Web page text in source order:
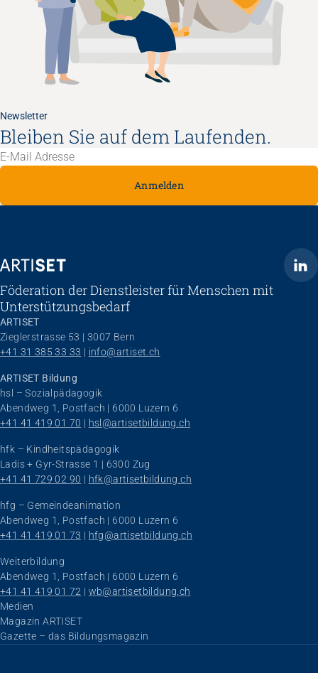
Newsletter
Bleiben Sie auf dem Laufenden.
Anmelden
ARTISET
Föderation der Dienstleister für Menschen mit
Unterstützungsbedarf
ARTISET
Zieglerstrasse 53 | 3007 Bern
+41 31 385 33 33 | info@artiset.ch
ARTISET Bildung
hsl – Sozialpädagogik
Abendweg 1, Postfach | 6000 Luzern 6
+41 41 419 01 70 | hsl@artisetbildung.ch
hfk – Kindheitspädagogik
Ladis + Gyr-Strasse 1 | 6300 Zug
+41 41 729 02 90 | hfk@artisetbildung.ch
hfg – Gemeindeanimation
Abendweg 1, Postfach | 6000 Luzern 6
+41 41 419 01 73 | hfg@artisetbildung.ch
Weiterbildung
Abendweg 1, Postfach | 6000 Luzern 6
+41 41 419 01 72 | wb@artisetbildung.ch
Navigation überspringen
Medien
Magazin ARTISET
Gazette – das Bildungsmagazin